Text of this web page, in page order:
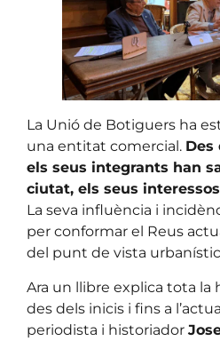
La Unió de Botiguers ha
una entitat comercial. Des
els seus integrants han
ciutat, els seus
La seva influència i
per conformar el Reus
del punt de vista
Ara un llibre explica tota la
des dels inicis i fins a
periodista i historiador